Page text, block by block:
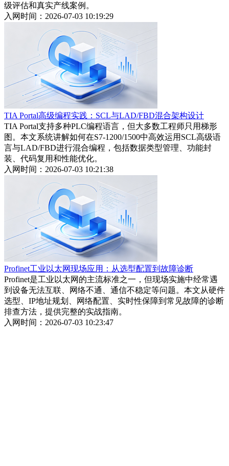
级评估和真实产线案例。
入网时间：2026-07-03 10:19:29
TIA Portal高级编程实践：SCL与LAD/FBD混合架构设计
TIA Portal支持多种PLC编程语言，但大多数工程师只用梯形
图。本文系统讲解如何在S7-1200/1500中高效运用SCL高级语
言与LAD/FBD进行混合编程，包括数据类型管理、功能封
装、代码复用和性能优化。
入网时间：2026-07-03 10:21:38
Profinet工业以太网现场应用：从选型配置到故障诊断
Profinet是工业以太网的主流标准之一，但现场实施中经常遇
到设备无法互联、网络不通、通信不稳定等问题。本文从硬件
选型、IP地址规划、网络配置、实时性保障到常见故障的诊断
排查方法，提供完整的实战指南。
入网时间：2026-07-03 10:23:47